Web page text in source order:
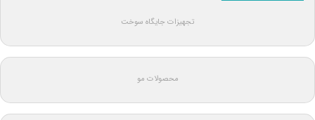
تجهیزات جایگاه سوخت
محصولات مو